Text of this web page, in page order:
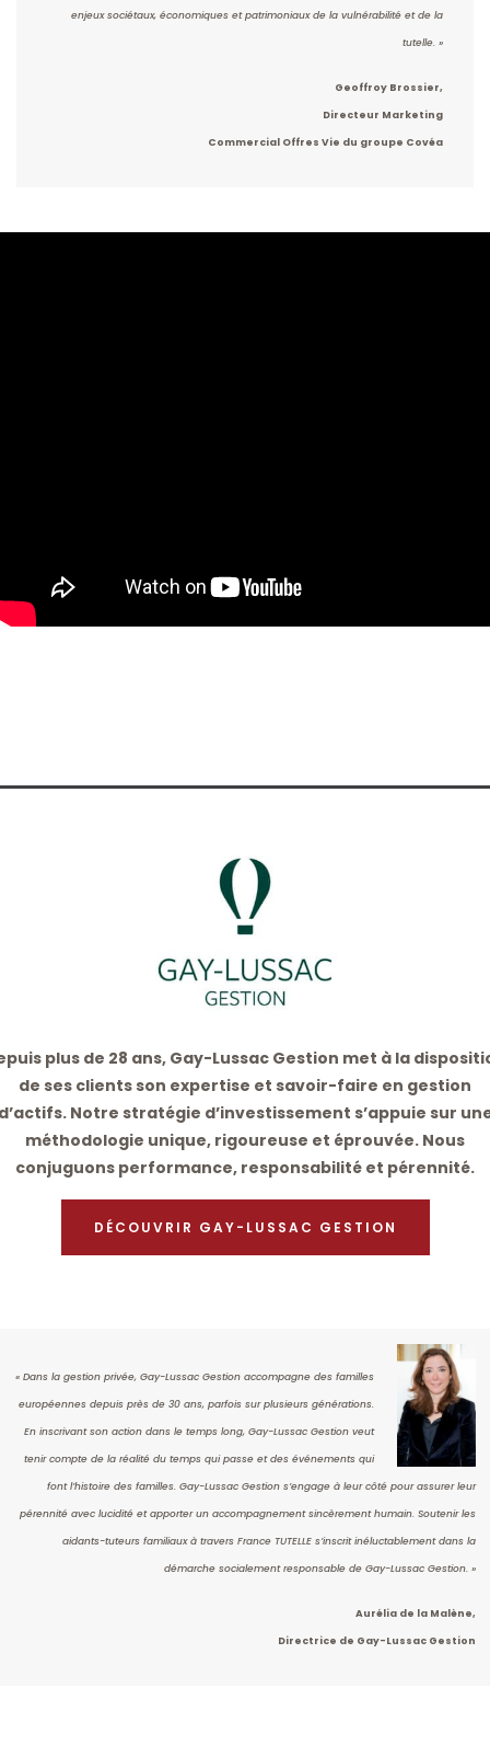
enjeux sociétaux, économiques et patrimoniaux de la vulnérabilité et de la
tutelle. »
Geoffroy Brossier,
Directeur Marketing
Commercial Offres Vie du groupe Covéa
plus de 28 ans, Gay-Lussac Gestion met à la
de ses clients son expertise et savoir-faire en gestion
Notre stratégie d’investissement s’appuie sur
méthodologie unique, rigoureuse et éprouvée. Nous
conjuguons performance, responsabilité et pérennité.
DÉCOUVRIR GAY-LUSSAC GESTION
« Dans la gestion privée, Gay-Lussac Gestion accompagne des familles
européennes depuis près de 30 ans, parfois sur plusieurs générations.
En inscrivant son action dans le temps long, Gay-Lussac Gestion veut
tenir compte de la réalité du temps qui passe et des événements qui
font l’histoire des familles. Gay-Lussac Gestion s’engage à leur côté pour assurer leur
pérennité avec lucidité et apporter un accompagnement sincèrement humain. Soutenir les
aidants-tuteurs familiaux à travers France TUTELLE s’inscrit inéluctablement dans la
démarche socialement responsable de Gay-Lussac Gestion. »
Aurélia de la Malène,
Directrice de Gay-Lussac Gestion